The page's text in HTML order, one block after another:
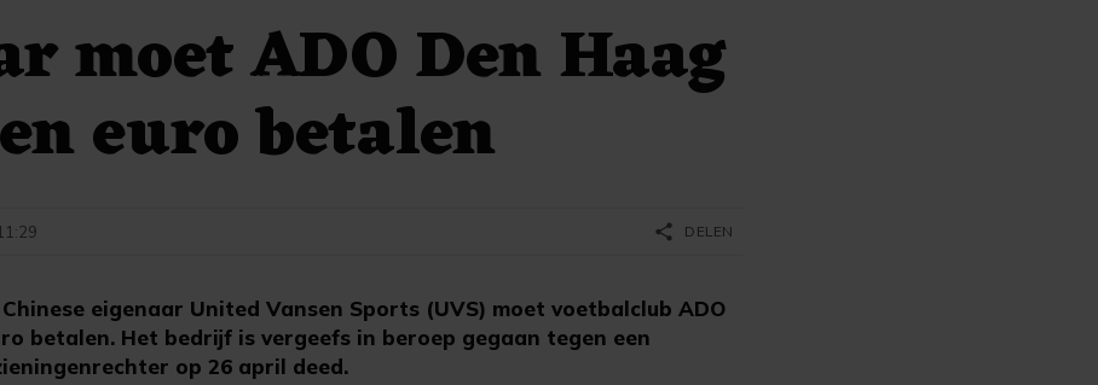
moet ADO Den Haag
euro betalen
Chinese eigenaar United Vansen Sports (UVS) moet voetbalclub ADO
betalen. Het bedrijf is vergeefs in beroep gegaan tegen een
op 26 april deed.
share DELEN